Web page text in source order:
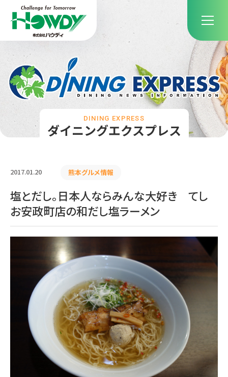
ダイニングエクスプレス
DINING EXPRESS
2017.01.20 熊本グルメ情報
塩とだし。日本人ならみんな大好き てし
お安政町店の和だし塩ラーメン